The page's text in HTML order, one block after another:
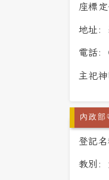
座標
地址:
電話:
主祀
內政部
登記名
教別: